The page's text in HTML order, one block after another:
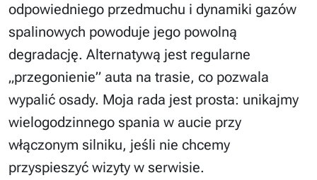
odpowiedniego przedmuchu i dynamiki gazów
spalinowych powoduje jego powolną
degradację. Alternatywą jest regularne
„przegonienie” auta na trasie, co pozwala
wypalić osady. Moja rada jest prosta: unikajmy
wielogodzinnego spania w aucie przy
włączonym silniku, jeśli nie chcemy
przyspieszyć wizyty w serwisie.